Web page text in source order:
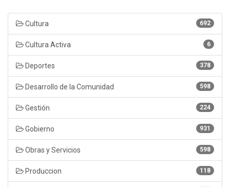
692
Cultura
6
Cultura Activa
378
Deportes
598
Desarrollo de la Comunidad
224
Gestión
931
Gobierno
598
Obras y Servicios
118
Produccion